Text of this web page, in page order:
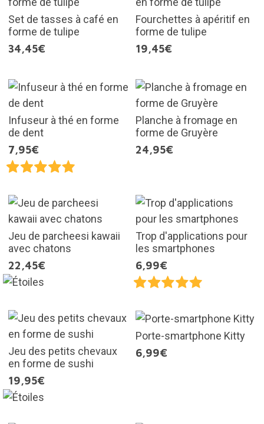
Set de tasses à café en
forme de tulipe
34,45€
Fourchettes à apéritif en
forme de tulipe
19,45€
Infuseur à thé en forme
de dent
7,95€
Planche à fromage en
forme de Gruyère
24,95€
Jeu de parcheesi kawaii
avec chatons
22,45€
Trop d'applications pour
les smartphones
6,99€
Jeu des petits chevaux
en forme de sushi
19,95€
Porte-smartphone Kitty
6,99€